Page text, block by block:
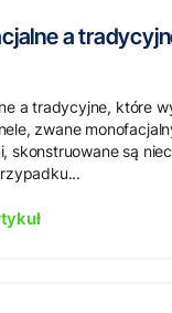
a
a tradycyjne, które
zwane
skonstruowane są